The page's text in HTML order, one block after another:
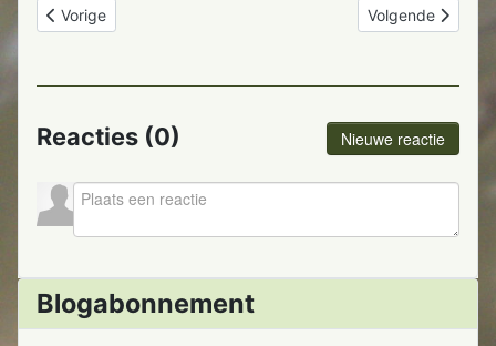
Vorig artikel: Kastje in elkaar zetten
Vorige Volgende artikel:
Volgende
Reacties (0) Nieuwe reactie
Blogabonnement